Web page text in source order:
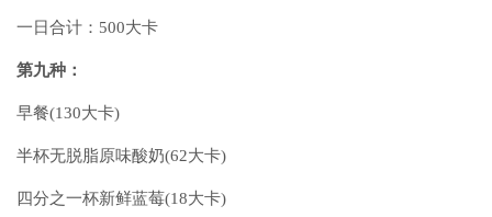
一日合计：500大卡
第九种：
早餐(130大卡)
半杯无脱脂原味酸奶(62大卡)
四分之一杯新鲜蓝莓(18大卡)